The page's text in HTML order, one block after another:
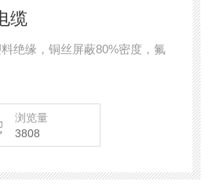
缆
绝缘，铜丝屏蔽80%密度，氟
浏览量
3808